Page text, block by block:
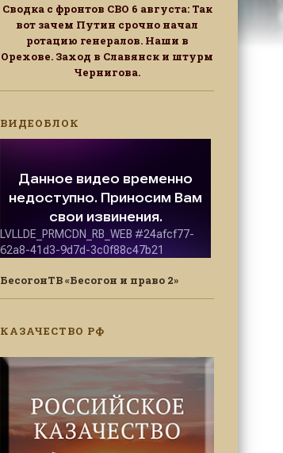
Сводка с фронтов СВО 6 августа: Так
вот зачем Путин срочно начал
ротацию генералов. Наши в
Орехове. Заход в Славянск и штурм
Чернигова.
ВИДЕОБЛОК
БесогонТВ «Бесогон и право 2»
КАЗАЧЕСТВО РФ